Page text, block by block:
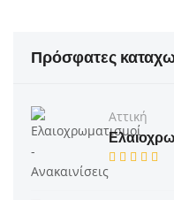
Πρόσφατες
Αττική